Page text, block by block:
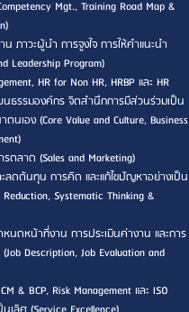
Mgt., Training Road Map &
ภาวะผู้นำ การจูงใจ การให้คำแนะนำ
Leadership Program)
HR for Non HR, HRBP และ HR
ธรรมองค์กร จิตสำนึกการมีส่วนร่วมเป็น
นเอง (Core Value and Culture, Business
ตลาด (Sales and Marketing)
ลดต้นทุน การคิด และแก้ไขปัญหาอย่างเป็น
Systematic Thinking &
นดหน้าที่งาน การประเมินค่างาน และการ
Description, Job Evaluation and
& BCP, Risk Management และ ISO